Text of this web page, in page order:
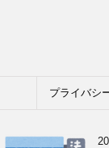
プライバシ